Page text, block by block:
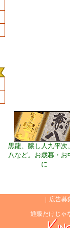
黒龍、醸し人九平次
八など。お歳暮・お
に
広告募
通販だけじゃ